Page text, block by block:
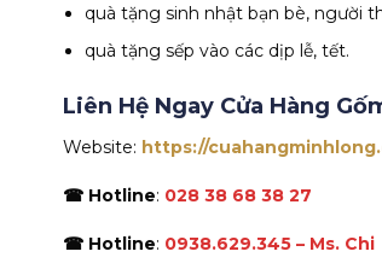
quà tặng sinh nhật bạn bè, người
quà tặng sếp vào các dịp lễ, tết.
Liên Hệ Ngay Cửa Hàng
Website: https://
☎ Hotline: 028 38 68 38 27
☎ Hotline: 0938.629.345 – Ms. Chi